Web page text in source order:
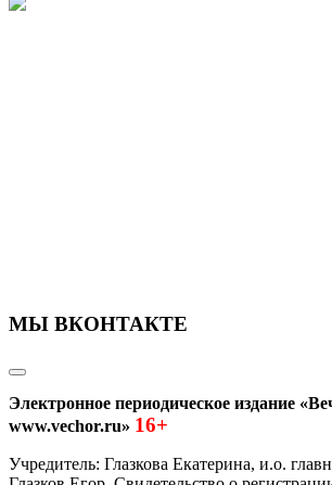
МЫ ВКОНТАКТЕ
Электронное периодическое издание
www.vechor.ru» 16+
Учредитель: Глазкова Екатерина, и.о.